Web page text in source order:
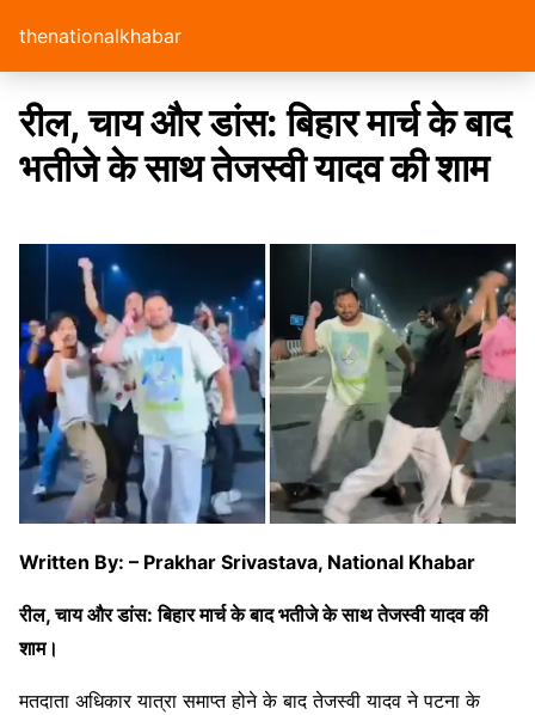
thenationalkhabar
रील, चाय और डांस: बिहार मार्च के बाद
भतीजे के साथ तेजस्वी यादव की शाम
Written By: – Prakhar Srivastava, National Khabar
रील, चाय और डांस: बिहार मार्च के बाद भतीजे के साथ तेजस्वी यादव की
शाम।
मतदाता अधिकार यात्रा समाप्त होने के बाद तेजस्वी यादव ने पटना के